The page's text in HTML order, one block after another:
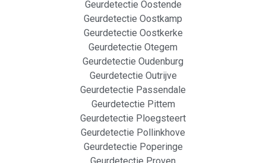
Geurdetectie Oostende
Geurdetectie Oostkamp
Geurdetectie Oostkerke
Geurdetectie Otegem
Geurdetectie Oudenburg
Geurdetectie Outrijve
Geurdetectie Passendale
Geurdetectie Pittem
Geurdetectie Ploegsteert
Geurdetectie Pollinkhove
Geurdetectie Poperinge